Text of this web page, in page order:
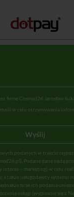
firmę Cosmed24 Jarosław
w celu otrzymywania
podanych w trakcie
Podane dane będą
– marketing) w celu
także usługodawcy systemu
brak ich podania
usługi (wypisanie się z